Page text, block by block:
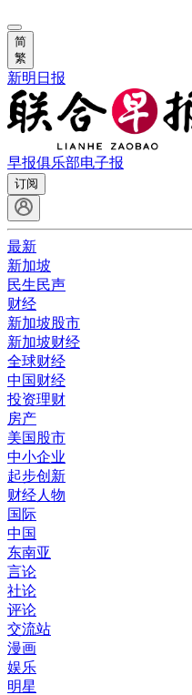
简
繁
新明日报
早报俱乐部电子报
订阅
最新
新加坡
民生民声
财经
新加坡股市
新加坡财经
全球财经
中国财经
投资理财
房产
美国股市
中小企业
起步创新
财经人物
国际
中国
东南亚
言论
社论
评论
交流站
漫画
娱乐
明星